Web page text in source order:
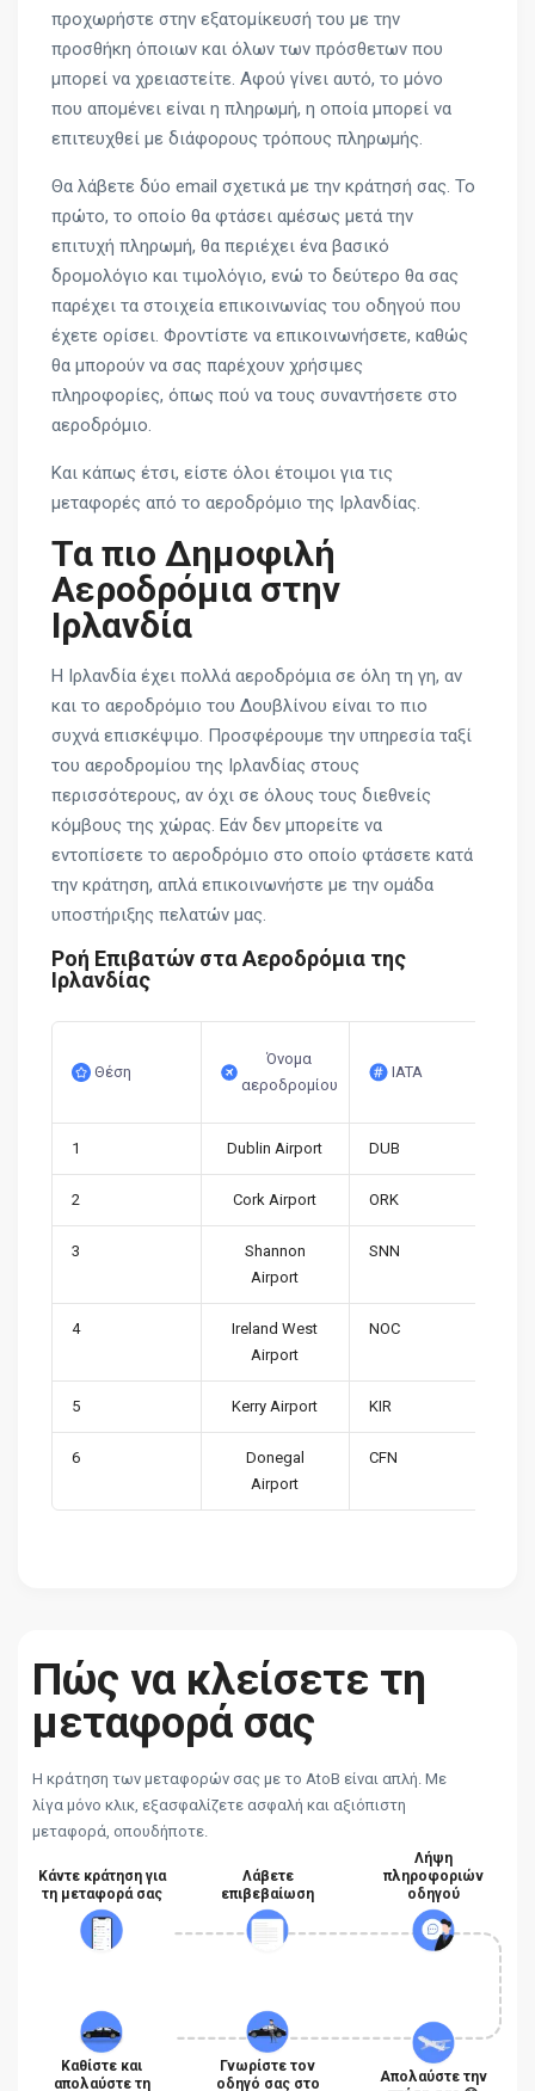
προχωρήστε στην εξατομίκευσή του με την
προσθήκη όποιων και όλων των πρόσθετων που
μπορεί να χρειαστείτε. Αφού γίνει αυτό, το μόνο
που απομένει είναι η πληρωμή, η οποία μπορεί να
επιτευχθεί με διάφορους τρόπους πληρωμής.
Θα λάβετε δύο email σχετικά με την κράτησή σας. Το
πρώτο, το οποίο θα φτάσει αμέσως μετά την
επιτυχή πληρωμή, θα περιέχει ένα βασικό
δρομολόγιο και τιμολόγιο, ενώ το δεύτερο θα σας
παρέχει τα στοιχεία επικοινωνίας του οδηγού που
έχετε ορίσει. Φροντίστε να επικοινωνήσετε, καθώς
θα μπορούν να σας παρέχουν χρήσιμες
πληροφορίες, όπως πού να τους συναντήσετε στο
αεροδρόμιο.
Και κάπως έτσι, είστε όλοι έτοιμοι για τις
μεταφορές από το αεροδρόμιο της Ιρλανδίας.
Τα πιο Δημοφιλή
Αεροδρόμια στην
Ιρλανδία
Η Ιρλανδία έχει πολλά αεροδρόμια σε όλη τη γη, αν
και το αεροδρόμιο του Δουβλίνου είναι το πιο
συχνά επισκέψιμο. Προσφέρουμε την υπηρεσία ταξί
του αεροδρομίου της Ιρλανδίας στους
περισσότερους, αν όχι σε όλους τους διεθνείς
κόμβους της χώρας. Εάν δεν μπορείτε να
εντοπίσετε το αεροδρόμιο στο οποίο φτάσετε κατά
την κράτηση, απλά επικοινωνήστε με την ομάδα
υποστήριξης πελατών μας.
Ροή Επιβατών στα Αεροδρόμια της
Ιρλανδίας
Θέση
Όνομα
αεροδρομίου
IATA
1 Dublin Airport DUB
2 Cork Airport ORK
3
Shannon
Airport
SNN
4
Ireland West
Airport
NOC
5 Kerry Airport KIR
6
Donegal
Airport
CFN
Πώς να κλείσετε τη
μεταφορά σας
Η κράτηση των μεταφορών σας με το AtoB είναι απλή. Με
λίγα μόνο κλικ, εξασφαλίζετε ασφαλή και αξιόπιστη
μεταφορά, οπουδήποτε.
Κάντε κράτηση για
τη μεταφορά σας
Λάβετε
επιβεβαίωση
Λήψη
πληροφοριών
οδηγού
Καθίστε και
απολαύστε τη
Γνωρίστε τον
οδηγό σας στο
Απολαύστε την